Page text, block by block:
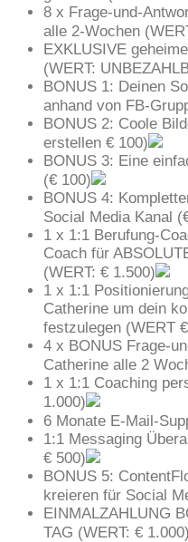
8 x Frage-und-
alle 2-Wochen
EXKLUSIVE
(WERT:
BONUS 1: Deinen
anhand von FB-
BONUS 2: Coole
erstellen € 100)
BONUS 3: Eine
(€ 100)
BONUS 4:
Social Media Kanal
1 x 1:1 Berufung-
Coach für
(WERT: € 1.500)
1 x 1:1
Catherine um dein
festzulegen (WERT
4 x BONUS Frage-
Catherine alle 2
1 x 1:1 Coaching
1.000)
6 Monate E-Mail-
1:1 Messaging
€ 500)
BONUS 5:
kreieren für Social
EINMALZAHLUNG
TAG (WERT: € 1.000)